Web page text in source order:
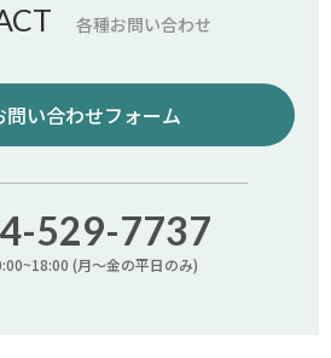
各種お問い合わせ
問い合わせフォーム
529-7737
(月〜金の平日のみ)